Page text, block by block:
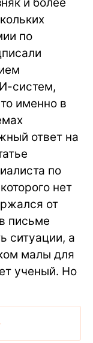
по
систем,
именно в
ответ на
по
нет
от
письме
ситуации, а
малы для
ученый. Но